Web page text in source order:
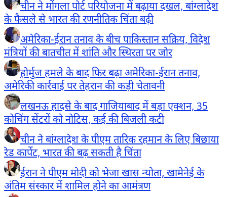
चीन ने मोंगला पोर्ट परियोजना में बढ़ाया दखल, बांग्लादेश
के फैसले से भारत की रणनीतिक चिंता बढ़ी
अमेरिका-ईरान तनाव के बीच पाकिस्तान सक्रिय, विदेश
मंत्रियों की बातचीत में शांति और स्थिरता पर जोर
होर्मुज हमले के बाद फिर बढ़ा अमेरिका-ईरान तनाव,
अमेरिकी कार्रवाई पर तेहरान की कड़ी चेतावनी
लखनऊ हादसे के बाद गाजियाबाद में बड़ा एक्शन, 35
कोचिंग सेंटरों को नोटिस, कई की बिजली कटी
चीन ने बांग्लादेश के पीएम तारिक रहमान के लिए बिछाया
रेड कार्पेट, भारत की बढ़ सकती है चिंता
ईरान ने पीएम मोदी को भेजा खास न्योता, खामेनेई के
अंतिम संस्कार में शामिल होने का आमंत्रण